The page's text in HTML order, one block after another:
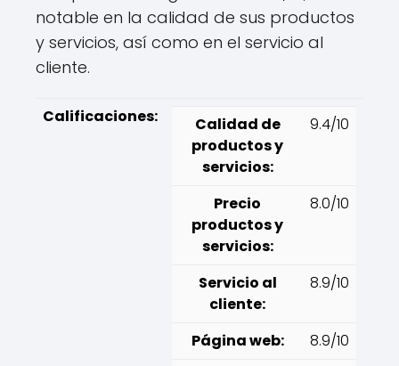
notable en la calidad de sus productos
y servicios, así como en el servicio al
cliente.
Calificaciones:
Calidad de
productos y
servicios:
9.4/10
Precio
productos y
servicios:
8.0/10
Servicio al
cliente:
8.9/10
Página web:
8.9/10